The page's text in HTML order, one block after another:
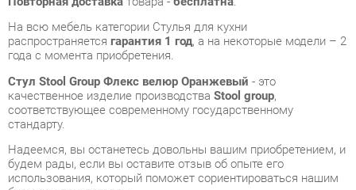
Стул Stool Group Флекс велюр Оранжевый
соответствующее современному государственному
стандарту.
будем рады, если вы оставите отзыв об опыте его
использования, который поможет сориентироваться нашим
будущим покупателям.
Кроме формы
консультацию, фото и видеообзор продукции вы можете по
e-mail, телефону в Екатеринбурге и через мессенджеры
Telegram и WhatsApp.